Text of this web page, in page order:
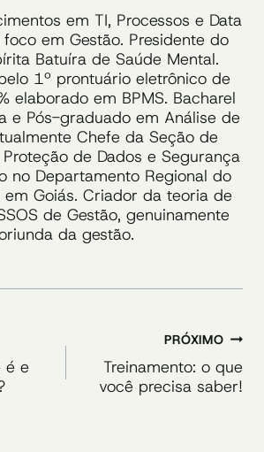
em TI, Processos e Data
em Gestão. Presidente do
Batuíra de Saúde Mental.
1º prontuário eletrônico de
elaborado em BPMS. Bacharel
e Pós-graduado em Análise de
Chefe da Seção de
de Dados e Segurança
no Departamento Regional do
em Goiás. Criador da teoria de
de Gestão, genuinamente
da gestão.
é e
PRÓXIMO
Treinamento: o que
você precisa saber!